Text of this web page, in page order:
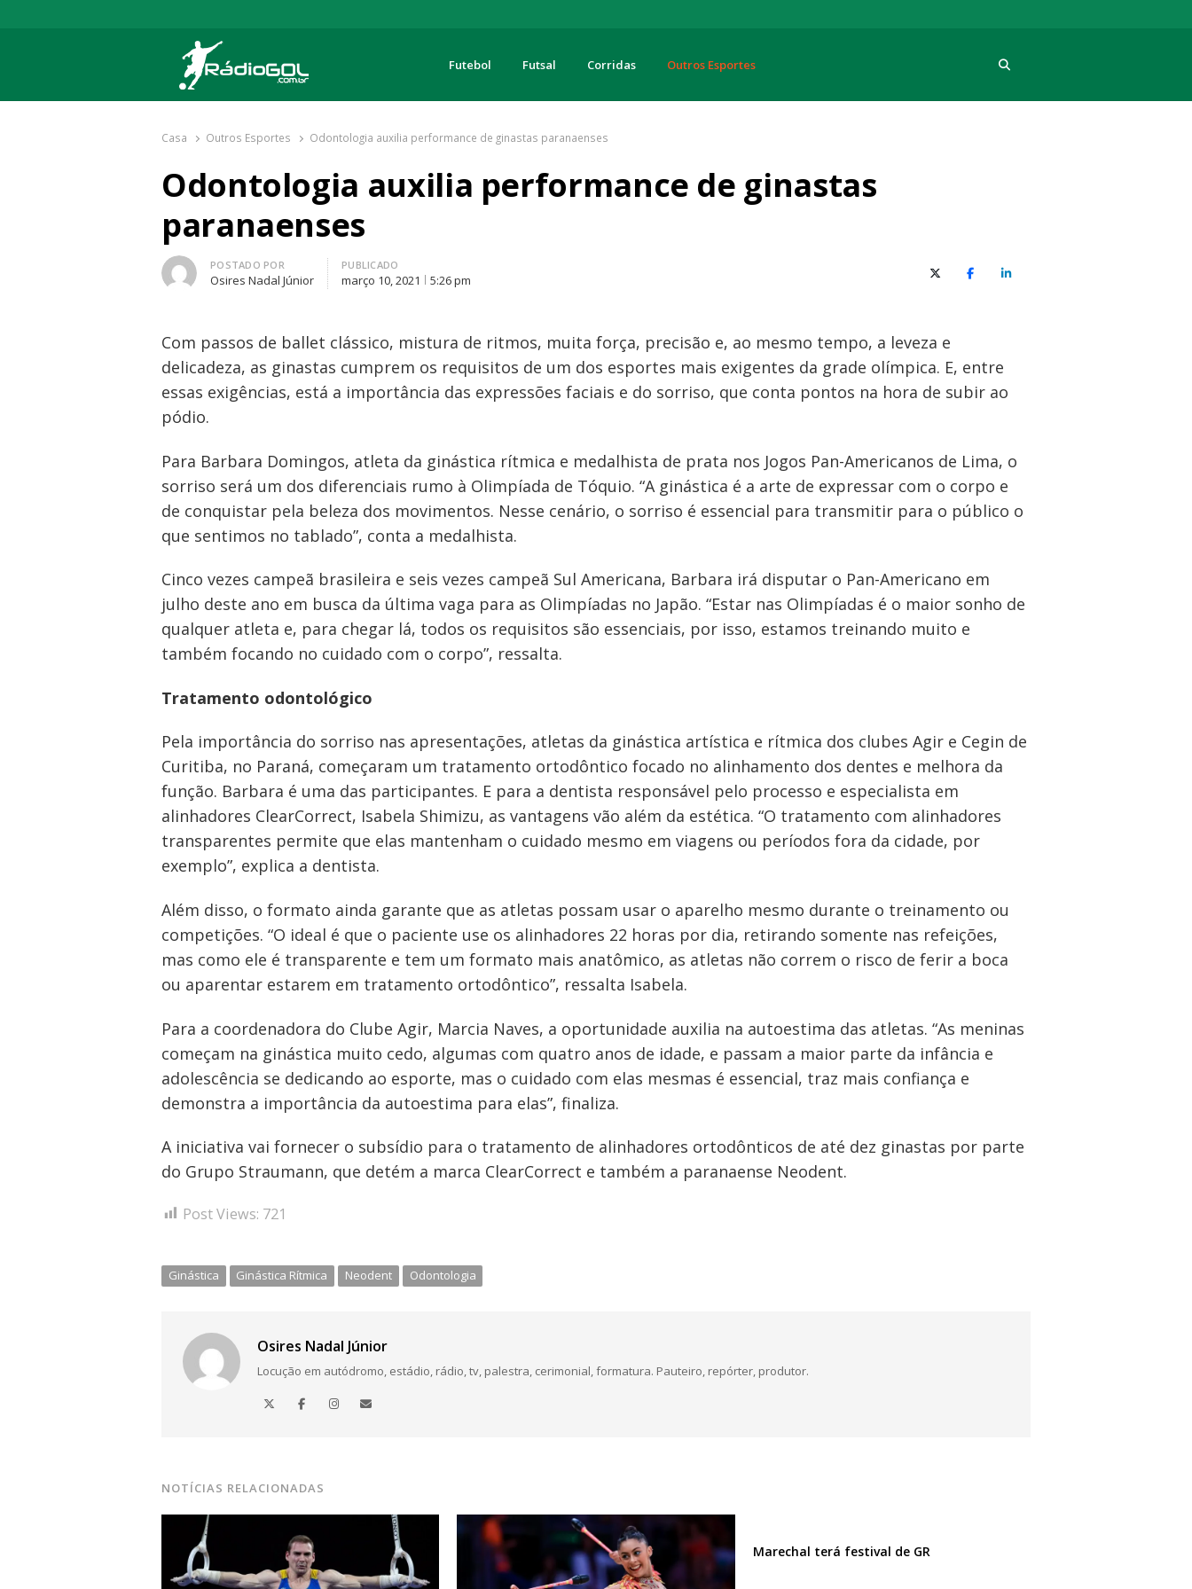
Rádio Gol
Há mais de 20 anos com as melhores coberturas
Futebol Futsal Corridas Outros Esportes
Casa Outros Esportes Odontologia auxilia performance de ginastas paranaenses
Odontologia auxilia performance de ginastas
paranaenses
Autor
POSTADO POR
Osires Nadal Júnior
PUBLICADO
março 10, 2021 5:26 pm X (Twitter)FacebookO LinkedIn
Com passos de ballet clássico, mistura de ritmos, muita força, precisão e, ao mesmo tempo, a leveza e
delicadeza, as ginastas cumprem os requisitos de um dos esportes mais exigentes da grade olímpica. E, entre
essas exigências, está a importância das expressões faciais e do sorriso, que conta pontos na hora de subir ao
pódio.
Para Barbara Domingos, atleta da ginástica rítmica e medalhista de prata nos Jogos Pan-Americanos de Lima, o
sorriso será um dos diferenciais rumo à Olimpíada de Tóquio. “A ginástica é a arte de expressar com o corpo e
de conquistar pela beleza dos movimentos. Nesse cenário, o sorriso é essencial para transmitir para o público o
que sentimos no tablado”, conta a medalhista.
Cinco vezes campeã brasileira e seis vezes campeã Sul Americana, Barbara irá disputar o Pan-Americano em
julho deste ano em busca da última vaga para as Olimpíadas no Japão. “Estar nas Olimpíadas é o maior sonho de
qualquer atleta e, para chegar lá, todos os requisitos são essenciais, por isso, estamos treinando muito e
também focando no cuidado com o corpo”, ressalta.
Tratamento odontológico
Pela importância do sorriso nas apresentações, atletas da ginástica artística e rítmica dos clubes Agir e Cegin de
Curitiba, no Paraná, começaram um tratamento ortodôntico focado no alinhamento dos dentes e melhora da
função. Barbara é uma das participantes. E para a dentista responsável pelo processo e especialista em
alinhadores ClearCorrect, Isabela Shimizu, as vantagens vão além da estética. “O tratamento com alinhadores
transparentes permite que elas mantenham o cuidado mesmo em viagens ou períodos fora da cidade, por
exemplo”, explica a dentista.
Além disso, o formato ainda garante que as atletas possam usar o aparelho mesmo durante o treinamento ou
competições. “O ideal é que o paciente use os alinhadores 22 horas por dia, retirando somente nas refeições,
mas como ele é transparente e tem um formato mais anatômico, as atletas não correm o risco de ferir a boca
ou aparentar estarem em tratamento ortodôntico”, ressalta Isabela.
Para a coordenadora do Clube Agir, Marcia Naves, a oportunidade auxilia na autoestima das atletas. “As meninas
começam na ginástica muito cedo, algumas com quatro anos de idade, e passam a maior parte da infância e
adolescência se dedicando ao esporte, mas o cuidado com elas mesmas é essencial, traz mais confiança e
demonstra a importância da autoestima para elas”, finaliza.
A iniciativa vai fornecer o subsídio para o tratamento de alinhadores ortodônticos de até dez ginastas por parte
do Grupo Straumann, que detém a marca ClearCorrect e também a paranaense Neodent.
Post Views: 721
Ginástica Ginástica Rítmica Neodent Odontologia
Osires Nadal Júnior
Locução em autódromo, estádio, rádio, tv, palestra, cerimonial, formatura. Pauteiro, repórter, produtor.
NOTÍCIAS RELACIONADAS
Marechal terá festival de GR